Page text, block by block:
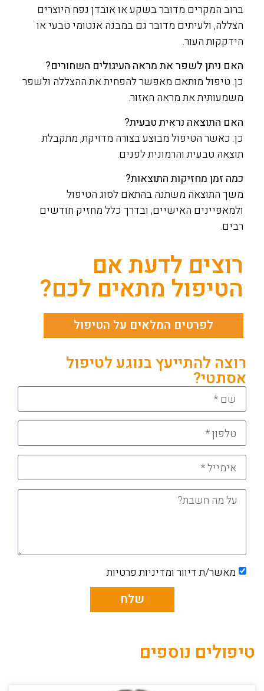
ברוב המקרים מדובר בשקע או אובדן נפח היוצרים
הצללה, ולעיתים מדובר גם במבנה אנטומי טבעי או
הידקקות העור.
האם ניתן לשפר את מראה העיגולים השחורים?
כן. טיפול מותאם מאפשר להפחית את ההצללה ולשפר
משמעותית את מראה האזור.
האם התוצאה נראית טבעית?
כן. כאשר הטיפול מבוצע בצורה מדויקת, מתקבלת
תוצאה טבעית והרמונית לפנים.
כמה זמן מחזיקות התוצאות?
משך התוצאה משתנה בהתאם לסוג הטיפול
ולמאפיינים האישיים, ובדרך כלל מחזיק חודשים
רבים.
רוצים לדעת אם
הטיפול מתאים לכם?
לפרטים המלאים על הטיפול
רוצה להתייעץ בנוגע לטיפול
אסתטי?
מאשר/ת דיוור ומדיניות פרטיות
שלח
טיפולים נוספים